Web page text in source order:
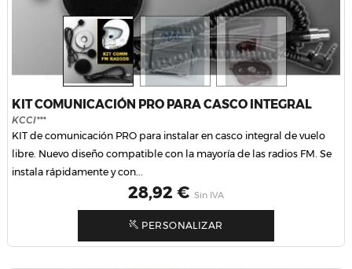
KIT COMUNICACIÓN PRO PARA CASCO INTEGRAL
KCCI***
KIT de comunicación PRO para instalar en casco integral de vuelo
libre. Nuevo diseño compatible con la mayoría de las radios FM. Se
instala rápidamente y con...
Precio
28,92 € Sin IVA
PERSONALIZAR